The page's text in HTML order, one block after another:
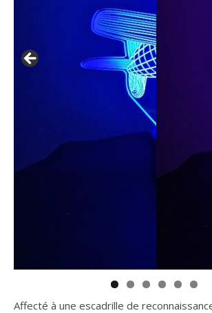
Affecté à une escadrille de